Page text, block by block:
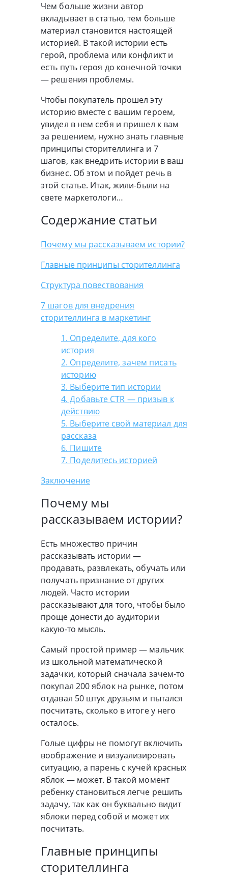
Чем больше жизни автор
вкладывает в статью, тем больше
материал становится настоящей
историей. В такой истории есть
герой, проблема или конфликт и
есть путь героя до конечной точки
— решения проблемы.
Чтобы покупатель прошел эту
историю вместе с вашим героем,
увидел в нем себя и пришел к вам
за решением, нужно знать главные
принципы сторителлинга и 7
шагов, как внедрить истории в ваш
бизнес. Об этом и пойдет речь в
этой статье. Итак, жили-были на
свете маркетологи…
Содержание статьи
Почему мы рассказываем истории?
Главные принципы сторителлинга
Структура повествования
7 шагов для внедрения
сторителлинга в маркетинг
1. Определите, для кого
история
2. Определите, зачем писать
историю
3. Выберите тип истории
4. Добавьте CTR — призыв к
действию
5. Выберите свой материал для
рассказа
6. Пишите
7. Поделитесь историей
Заключение
Почему мы
рассказываем истории?
Есть множество причин
рассказывать истории —
продавать, развлекать, обучать или
получать признание от других
людей. Часто истории
рассказывают для того, чтобы было
проще донести до аудитории
какую-то мысль.
Самый простой пример — мальчик
из школьной математической
задачки, который сначала зачем-то
покупал 200 яблок на рынке, потом
отдавал 50 штук друзьям и пытался
посчитать, сколько в итоге у него
осталось.
Голые цифры не помогут включить
воображение и визуализировать
ситуацию, а парень с кучей красных
яблок — может. В такой момент
ребенку становиться легче решить
задачу, так как он буквально видит
яблоки перед собой и может их
посчитать.
Главные принципы
сторителлинга